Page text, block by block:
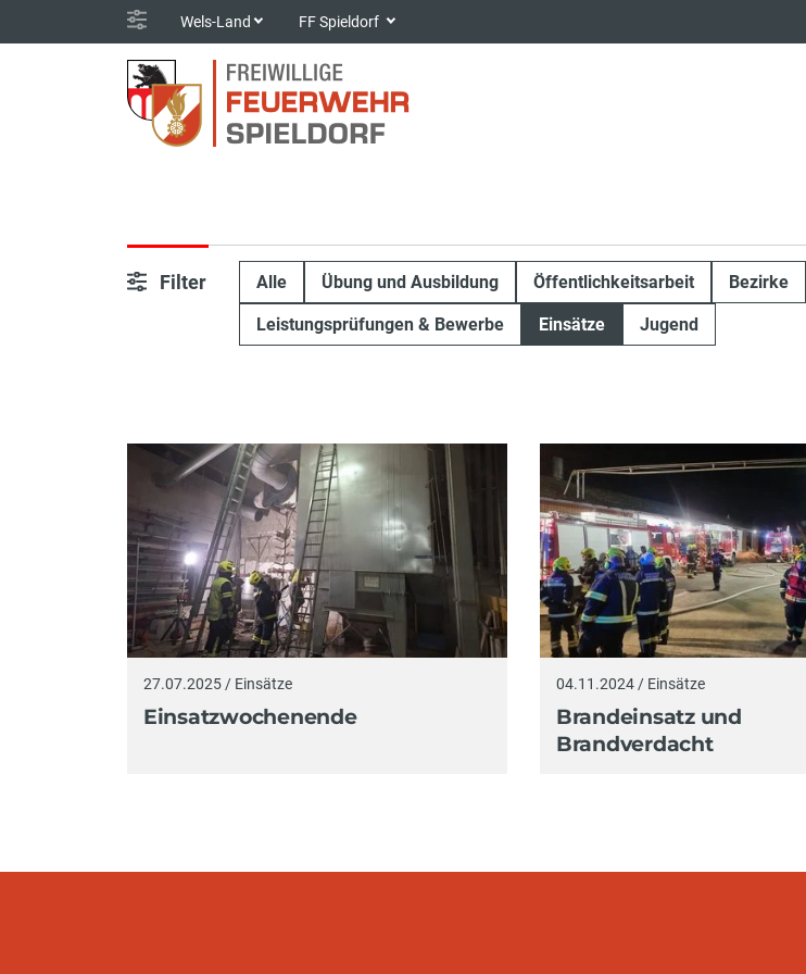
Wels-Land FF Spieldorf
Filter Alle Übung und Ausbildung Öffentlichkeitsarbeit Bezirke
Leistungsprüfungen & Bewerbe Einsätze Jugend
27.07.2025 / Einsätze
Einsatzwochenende
04.11.2024 / Einsätze
Brandeinsatz und
Brandverdacht